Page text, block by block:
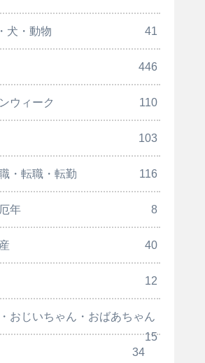
犬・動物 41
446
ウィーク 110
103
・転職・転勤 116
年 8
40
12
おじいちゃん・おばあちゃん
15
34